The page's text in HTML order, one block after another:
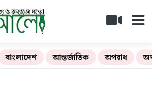
বাংলাদেশ আন্তর্জাতিক অপরাধ